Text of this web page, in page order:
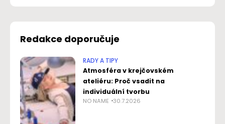
Redakce doporučuje
RADY A TIPY
Atmosféra v krejčovském
ateliéru: Proč vsadit na
individuální tvorbu
NO NAME 30.7.2026